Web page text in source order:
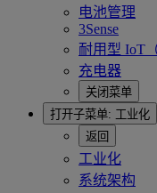
电池管理
3Sense
耐用型 IoT
充电器
关闭菜单
打开子菜单: 工业化
返回
工业化
系统架构